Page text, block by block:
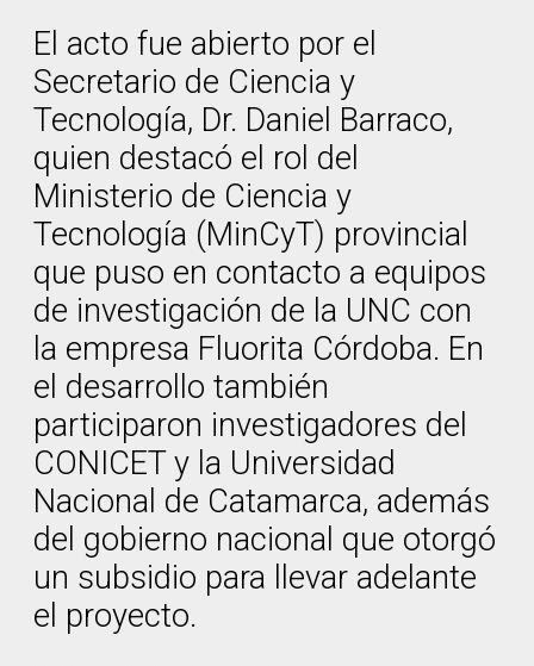
El acto fue abierto por el
Secretario de Ciencia y
Tecnología, Dr. Daniel Barraco,
quien destacó el rol del
Ministerio de Ciencia y
Tecnología (MinCyT) provincial
que puso en contacto a equipos
de investigación de la UNC con
la empresa Fluorita Córdoba. En
el desarrollo también
participaron investigadores del
CONICET y la Universidad
Nacional de Catamarca, además
del gobierno nacional que otorgó
un subsidio para llevar adelante
el proyecto.